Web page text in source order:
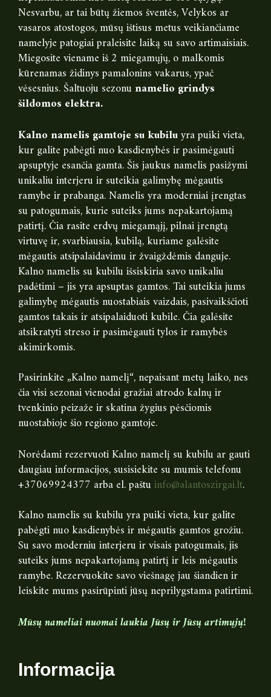
Nesvarbu, ar tai būtų žiemos šventės, Velykos ar
vasaros atostogos, mūsų ištisus metus veikiančiame
namelyje patogiai praleisite laiką su savo artimaisiais.
Miegosite viename iš 2 miegamųjų, o malkomis
kūrenamas židinys pamalonins vakarus, ypač
vėsesnius. Šaltuoju sezonunamelio grindys
šildomos elektra.
Kalno namelis gamtoje su kubiluyra puiki vieta,
kur galite pabėgti nuo kasdienybės ir pasimėgauti
apsuptyje esančia gamta. Šis jaukus namelis pasižymi
unikaliu interjeru ir suteikia galimybę mėgautis
ramybe ir prabanga. Namelis yra moderniai įrengtas
su patogumais, kurie suteiks jums nepakartojamą
patirtį. Čia rasite erdvų miegamąjį, pilnai įrengtą
virtuvę ir, svarbiausia, kubilą, kuriame galėsite
mėgautis atsipalaidavimu ir žvaigždėmis danguje.
Kalno namelis su kubilu išsiskiria savo unikaliu
padėtimi – jis yra apsuptas gamtos. Tai suteikia jums
galimybę mėgautis nuostabiais vaizdais, pasivaikščioti
gamtos takais ir atsipalaiduoti kubile. Čia galėsite
atsikratyti streso ir pasimėgauti tylos ir ramybės
akimirkomis.
Pasirinkite „Kalno namelį“, nepaisant metų laiko, nes
čia visi sezonai vienodai gražiai atrodo kalnų ir
tvenkinio peizaže ir skatina žygius pėsčiomis
nuostabioje šio regiono gamtoje.
Norėdami rezervuoti Kalno namelį su kubilu ar gauti
daugiau informacijos, susisiekite su mumis telefonu
+37069924377 arba el. paštuinfo@alantoszirgai.lt.
Kalno namelis su kubilu yra puiki vieta, kur galite
pabėgti nuo kasdienybės ir mėgautis gamtos grožiu.
Su savo moderniu interjeru ir visais patogumais, jis
suteiks jums nepakartojamą patirtį ir leis mėgautis
ramybe. Rezervuokite savo viešnagę jau šiandien ir
leiskite mums pasirūpinti jūsų neprilygstama patirtimi.
Mūsų nameliai nuomai laukia Jūsų ir Jūsų artimųjų!
Informacija